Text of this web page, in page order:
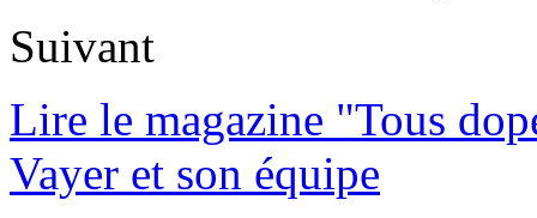
Suivant
Lire le magazine "Tous
Vayer et son équipe